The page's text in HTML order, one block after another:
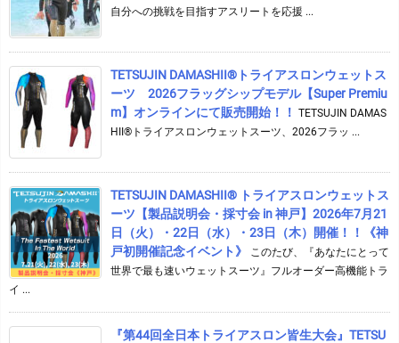
自分への挑戦を目指すアスリートを応援 ...
TETSUJIN DAMASHII®︎トライアスロンウェットス
ーツ 2026フラッグシップモデル【Super Premiu
m】オンラインにて販売開始！！ TETSUJIN DAMAS
HII®トライアスロンウェットスーツ、2026フラッ ...
TETSUJIN DAMASHII® トライアスロンウェットス
ーツ【製品説明会・採寸会 in 神戸】2026年7月21
日（火）・22日（水）・23日（木）開催！！《神
戸初開催記念イベント》
このたび、『あなたにとって
世界で最も速いウェットスーツ』フルオーダー高機能トラ
イ ...
『第44回全日本トライアスロン皆生大会』TETSU